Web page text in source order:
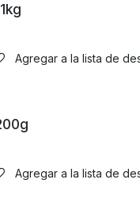
Agregar a la lista de
Agregar a la lista de